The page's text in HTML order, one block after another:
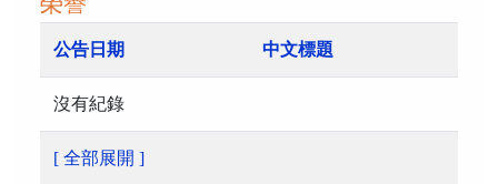
公告日期 中文標題
沒有紀錄
[ 全部展開 ]